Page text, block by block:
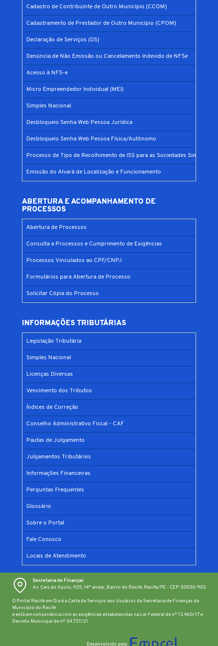
Cadastro de Contribuinte de Outro Município (CCOM)
Cadastramento de Prestador de Outro Município (CPOM)
Declaração de Serviços (DS)
Denúncia de Não Emissão ou Cancelamento Indevido de NFSe
Acesso à NFS-e
Micro Empreendedor Individual (MEI)
Simples Nacional
Desbloqueio Senha Web Pessoa Jurídica
Desbloqueio Senha Web Pessoa Física/Autônomo
Processo de Tipo de Recolhimento de ISS para as Sociedades Simples
Emissão do Alvará de Localização e Funcionamento
ABERTURA E ACOMPANHAMENTO DE
PROCESSOS
Abertura de Processos
Consulta a Processos e Cumprimento de Exigências
Processos Vinculados ao CPF/CNPJ
Formulários para Abertura de Processo
Solicitar Cópia do Processo
INFORMAÇÕES TRIBUTÁRIAS
Legislação Tributária
Simples Nacional
Licenças Diversas
Vencimento dos Tributos
Índices de Correção
Conselho Administrativo Fiscal - CAF
Pautas de Julgamento
Julgamentos Tributários
Informações Financeiras
Perguntas Frequentes
Glossário
Sobre o Portal
Fale Conosco
Locais de Atendimento
Secretaria de Finanças
Av. Cais do Apolo, 925, 14º andar, Bairro do Recife, Recife/PE - CEP: 50030-903
O Portal Recife em Dia é a Carta de Serviços aos Usuários da Secretaria de Finanças do
Município do Recife
e está em consonância com as exigências estabelecidas na Lei Federal de nº 13.460/17 e
Decreto Municipal de nº 34.737/21.
Desenvolvido pela